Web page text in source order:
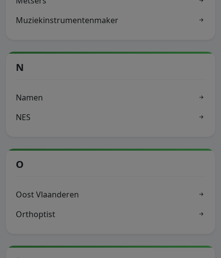
Muziekinstrumentenmaker
N
Namen
NES
O
Oost Vlaanderen
Orthoptist